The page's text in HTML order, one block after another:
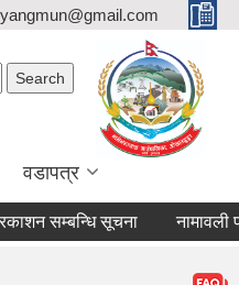
वडापत्र
सम्बन्धि सूचना नामावली